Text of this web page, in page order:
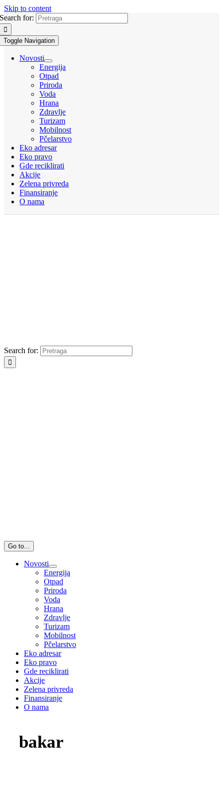
Skip to content
Search for:
Toggle Navigation
Novosti
Energija
Otpad
Priroda
Voda
Hrana
Zdravlje
Turizam
Mobilnost
Pčelarstvo
Eko adresar
Eko pravo
Gde reciklirati
Akcije
Zelena privreda
Finansiranje
O nama
Search for:
Go to...
Novosti
Energija
Otpad
Priroda
Voda
Hrana
Zdravlje
Turizam
Mobilnost
Pčelarstvo
Eko adresar
Eko pravo
Gde reciklirati
Akcije
Zelena privreda
Finansiranje
O nama
bakar